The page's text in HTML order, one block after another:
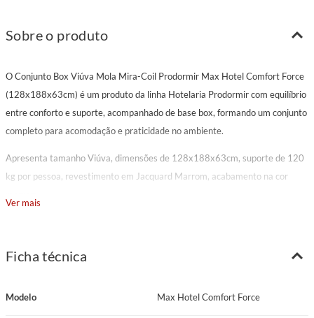
Sobre o produto
O Conjunto Box Viúva Mola Mira-Coil Prodormir Max Hotel Comfort Force
(128x188x63cm) é um produto da linha Hotelaria Prodormir com equilíbrio
entre conforto e suporte, acompanhado de base box, formando um conjunto
completo para acomodação e praticidade no ambiente.
Apresenta tamanho Viúva, dimensões de 128x188x63cm, suporte de 120
kg por pessoa, revestimento em Jacquard Marrom, acabamento na cor
sustentação consistente e conforto estável, acabamento mais linear e
padronização visual.
Ver mais
Ficha técnica
Modelo Max Hotel Comfort Force